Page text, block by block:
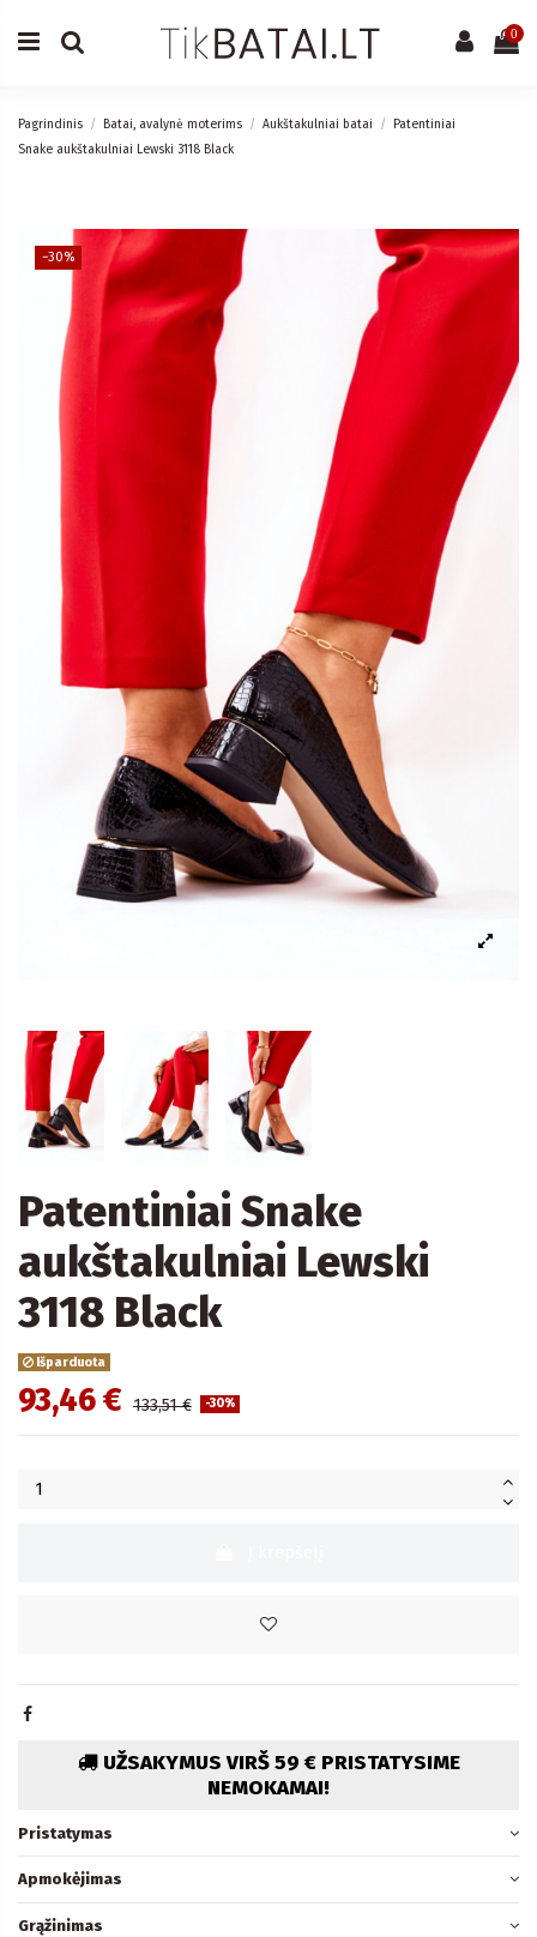
0
Pagrindinis Batai, avalynė moterims Aukštakulniai batai
Patentiniai
Snake aukštakulniai Lewski 3118 Black
−30%
Patentiniai Snake
aukštakulniai Lewski
3118 Black
Išparduota
93,46 € 133,51 € -30%
UŽSAKYMUS VIRŠ 59 € PRISTATYSIME
NEMOKAMAI!
Pristatymas
Apmokėjimas
Grąžinimas